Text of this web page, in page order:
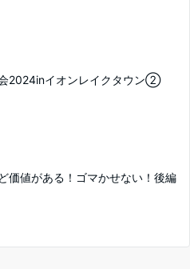
2024inイオンレイクタウン②
価値がある！ゴマかせない！後編